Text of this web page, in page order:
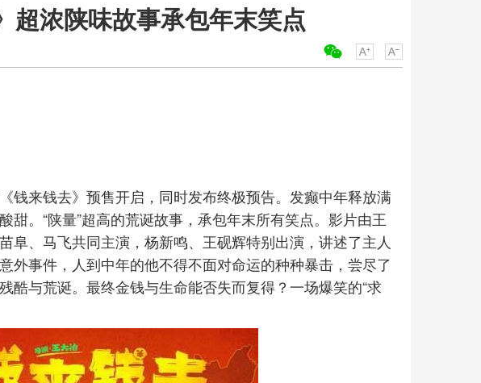
超浓陕味故事承包年末笑点
钱来钱去》预售开启，同时发布终极预告。发癫中年释放满
甜。“陕量”超高的荒诞故事，承包年末所有笑点。影片由王
阜、马飞共同主演，杨新鸣、王砚辉特别出演，讲述了主人
外事件，人到中年的他不得不面对命运的种种暴击，尝尽了
酷与荒诞。最终金钱与生命能否失而复得？一场爆笑的“求